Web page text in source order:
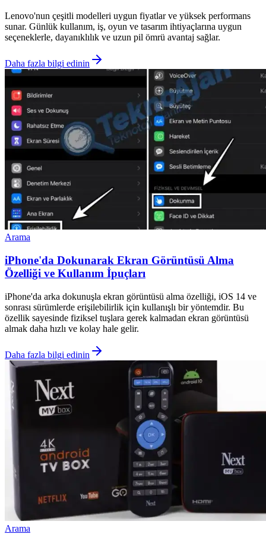
Lenovo'nun çeşitli modelleri uygun fiyatlar ve yüksek performans
sunar. Günlük kullanım, iş, oyun ve tasarım ihtiyaçlarına uygun
seçeneklerle, dayanıklılık ve uzun pil ömrü avantaj sağlar.
Daha fazla bilgi edinin
Arama
iPhone'da Dokunarak Ekran Görüntüsü Alma
Özelliği ve Kullanım İpuçları
iPhone'da arka dokunuşla ekran görüntüsü alma özelliği, iOS 14 ve
sonrası sürümlerde erişilebilirlik için kullanışlı bir yöntemdir. Bu
özellik sayesinde fiziksel tuşlara gerek kalmadan ekran görüntüsü
almak daha hızlı ve kolay hale gelir.
Daha fazla bilgi edinin
Arama